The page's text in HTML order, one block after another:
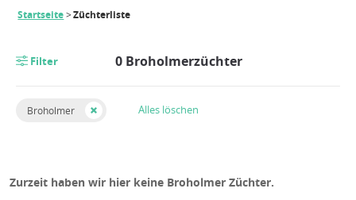
Startseite Züchterliste
Filter 0 Broholmerzüchter
Broholmer Alles löschen
Zurzeit haben wir hier keine Broholmer Züchter.